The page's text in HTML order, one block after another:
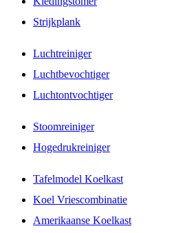
Strijkplank
Luchtreiniger
Luchtbevochtiger
Luchtontvochtiger
Stoomreiniger
Hogedrukreiniger
Tafelmodel Koelkast
Koel Vriescombinatie
Amerikaanse Koelkast